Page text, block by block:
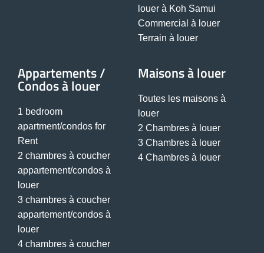
louer à Koh Samui
Commercial à louer
Terrain à louer
Appartements /
Condos à louer
1 bedroom
apartment/condos for
Rent
2 chambres à coucher
appartement/condos à
louer
3 chambres à coucher
appartement/condos à
louer
4 chambres à coucher
Maisons à louer
Toutes les maisons à
louer
2 Chambres à louer
3 Chambres à louer
4 Chambres à louer